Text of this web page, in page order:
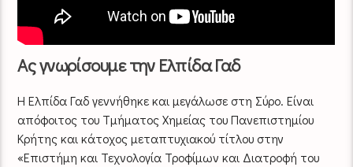
Ας γνωρίσουμε την Ελπίδα Γαδ
Η Ελπίδα Γαδ γεννήθηκε και μεγάλωσε στη Σύρο. Είναι
απόφοιτος του Τμήματος Χημείας του Πανεπιστημίου
Κρήτης και κάτοχος μεταπτυχιακού τίτλου στην
«Επιστήμη και Τεχνολογία Τροφίμων και Διατροφή του